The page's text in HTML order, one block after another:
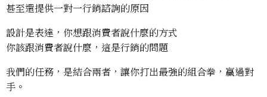
甚至還提供一對一行銷諮詢的原因
設計是表達，你想跟消費者說什麼的方式
你該跟消費者說什麼，這是行銷的問題
我們的任務，是結合兩者，讓你打出最強的組合拳，贏過對
手。